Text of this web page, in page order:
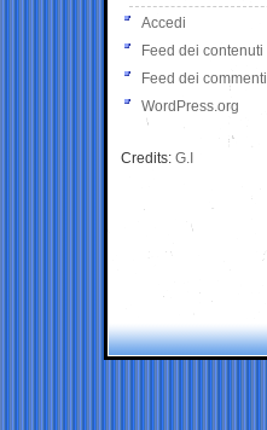
Accedi
Feed dei contenuti
Feed dei commenti
WordPress.org
Credits: G.I